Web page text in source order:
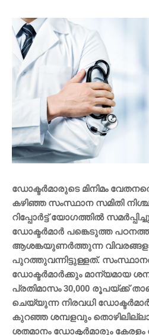
ഡോക്ടർമാരുടെ മിനിമം
കഴിഞ്ഞ സംസ്ഥാന സമിതി
റിപ്പോർട്ട് യോഗത്തിൽ
ഡോക്ടർമാർ പങ്കെടുത്ത
ആശങ്കയുണർത്തുന്ന
പുറത്തുവന്നിട്ടുള്ളത്.
ഡോക്ടർമാർക്കും മാന്യമായ
പ്രതിമാസം 30,000 രൂപയ്ക്ക്
ചെയ്യുന്ന നിരവധി
കുറഞ്ഞ ശമ്പളവും
ശതമാനം ഡോക്ടർമാരും കേരളം